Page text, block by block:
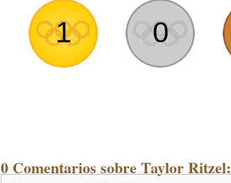
1 0
0 Comentarios sobre Taylor Ritzel: